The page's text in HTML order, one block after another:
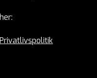
Privatlivspolitik